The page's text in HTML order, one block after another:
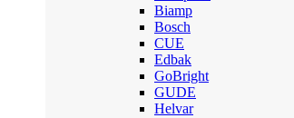
Biamp
Bosch
CUE
Edbak
GoBright
GUDE
Helvar